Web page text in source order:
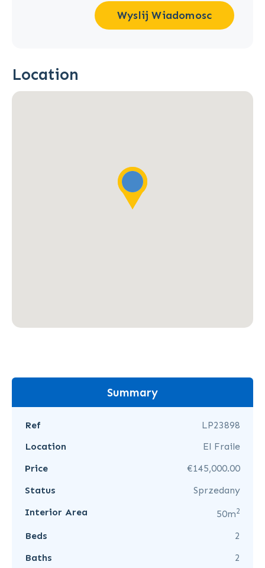
Wyslij Wiadomosc
Location
Summary
Ref
LP23898
Location
El Fraile
Price
€145,000.00
Status
Sprzedany
Interior Area
50m2
Beds
2
Baths
2